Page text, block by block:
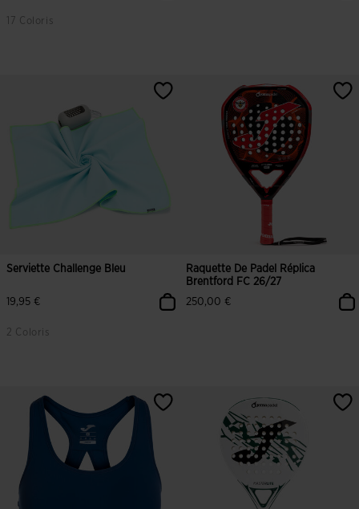
17 Coloris
5 sur 5 Évaluation du client
Serviette Challenge Bleu
19,95 €
2 Coloris
4,5 sur 5 Évaluation du client
Raquette De Padel Réplica
Brentford FC 26/27
250,00 €